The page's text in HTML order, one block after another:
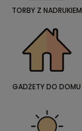
TORBY Z NADRUKIEM
GADŻETY DO DOMU